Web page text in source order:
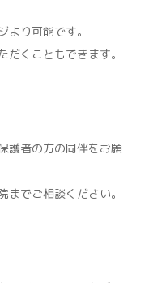
より可能です。
だくこともできます。
護者の方の同伴をお願
でご相談ください。